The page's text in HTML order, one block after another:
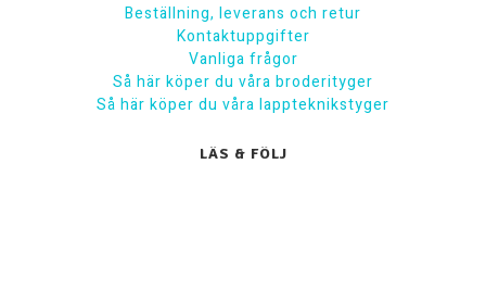
Beställning, leverans och retur
Kontaktuppgifter
Vanliga frågor
Så här köper du våra broderityger
Så här köper du våra lappteknikstyger
LÄS & FÖLJ